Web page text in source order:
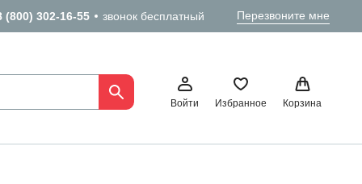
(800) 302-16-55 звонок бесплатный Перезвоните мне
Войти Избранное Корзина